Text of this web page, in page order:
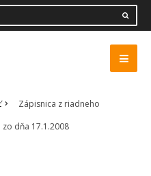
Zápisnica z riadneho
dňa 17.1.2008